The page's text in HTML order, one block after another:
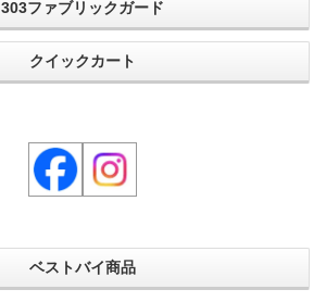
303ファブリックガード
クイックカート
ベストバイ商品